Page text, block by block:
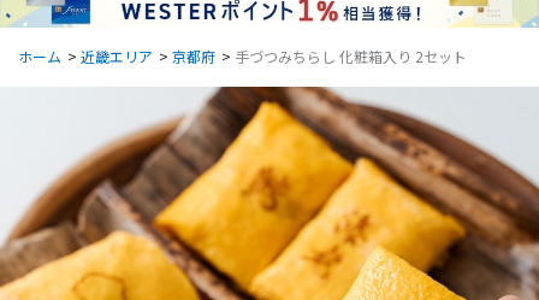
ホーム > 近畿エリア > 京都府 > 手づつみちらし 化粧箱入り 2セット